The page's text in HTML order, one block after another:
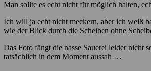
Man sollte es echt nicht für möglich halten,
Ich will ja echt nicht meckern, aber ich weiß
wie der Blick durch die Scheiben ohne
Das Foto fängt die nasse Sauerei leider nicht
tatsächlich in dem Moment aussah …